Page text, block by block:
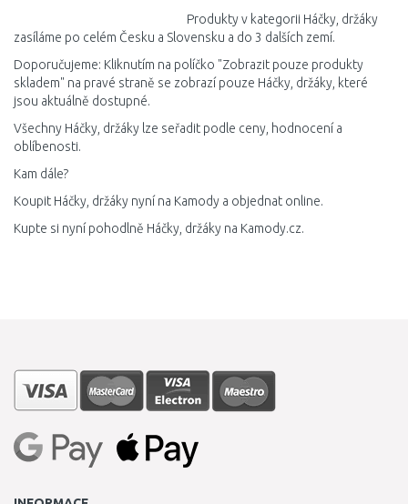
Produkty v kategorii Háčky, držáky
zasíláme po celém Česku a Slovensku a do 3 dalších zemí.
Doporučujeme: Kliknutím na políčko "Zobrazit pouze produkty
skladem" na pravé straně se zobrazí pouze Háčky, držáky, které
jsou aktuálně dostupné.
Všechny Háčky, držáky lze seřadit podle ceny, hodnocení a
oblíbenosti.
Kam dále?
Koupit Háčky, držáky nyní na Kamody a objednat online.
Kupte si nyní pohodlně Háčky, držáky na Kamody.cz.